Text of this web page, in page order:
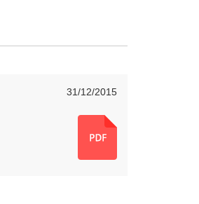
31/12/2015